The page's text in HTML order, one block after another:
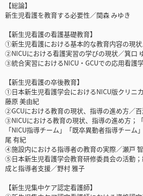
【総論】
新生児看護を教育する必要性／関森 みゆき
【新生児看護の看護基礎教育】
①新生児看護における基本的な教育内容の現
②NICUにおける看護実習の学びの現状／箕口
③統合実習におけるNICU・GCUでの応用看護
【新生児看護の卒後教育】
①日本新生児看護学会におけるNICU版クリニ
藤原 美由紀
②GCUにおける教育の現状、指導の進め方／
③NICUにおける教育の現状、指導の進め方；
「NICU指導チーム」「既卒異動者指導チーム
尾 有紀
④施設内における指導者の教育の実際／瀬戸
⑤日本新生児看護学会教育研修委員会の活動
成と指導者支援／野村 雅子
【新生児集中ケア認定看護師】